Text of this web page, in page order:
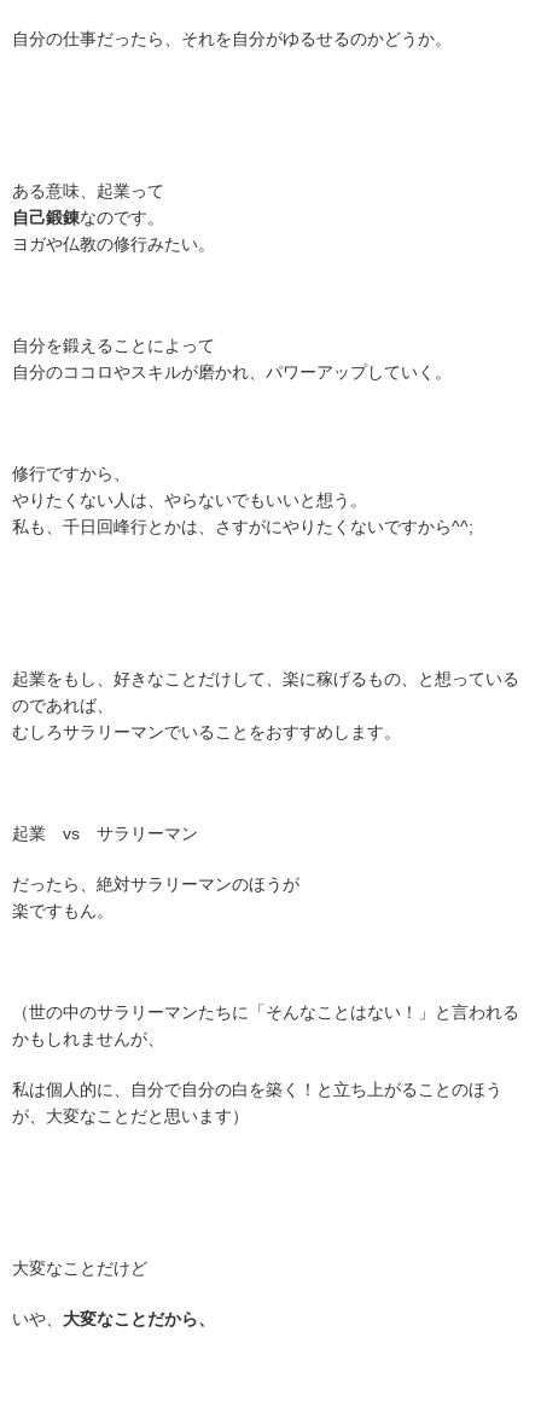
自分の仕事だったら、それを自分がゆるせるのかどうか。
ある意味、起業って
自己鍛錬なのです。
ヨガや仏教の修行みたい。
自分を鍛えることによって
自分のココロやスキルが磨かれ、パワーアップしていく。
修行ですから、
やりたくない人は、やらないでもいいと想う。
私も、千日回峰行とかは、さすがにやりたくないですから^^;
起業をもし、好きなことだけして、楽に稼げるもの、と想っている
のであれば、
むしろサラリーマンでいることをおすすめします。
起業 vs サラリーマン
だったら、絶対サラリーマンのほうが
楽ですもん。
（世の中のサラリーマンたちに「そんなことはない！」と言われる
かもしれませんが、
私は個人的に、自分で自分の白を築く！と立ち上がることのほう
が、大変なことだと思います）
大変なことだけど
いや、 大変なことだから、